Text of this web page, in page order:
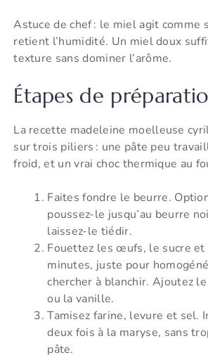
Astuce de chef : le miel agit comme
retient l’humidité. Un miel doux
texture sans dominer l’arôme.
Étapes de
La recette madeleine moelleuse
sur trois piliers : une pâte peu
froid, et un vrai choc thermique au
Faites fondre le beurre.
poussez-le jusqu’au beurre
laissez-le tiédir.
Fouettez les œufs, le sucre
minutes, juste pour
chercher à blanchir. Ajoutez
ou la vanille.
Tamisez farine, levure et sel.
deux fois à la maryse, sans
pâte.